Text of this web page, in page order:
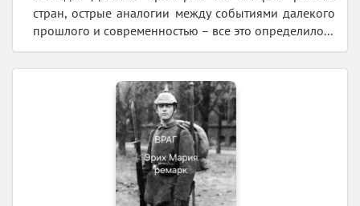
стран, острые аналогии между событиями далекого
прошлого и современностью – все это определило...